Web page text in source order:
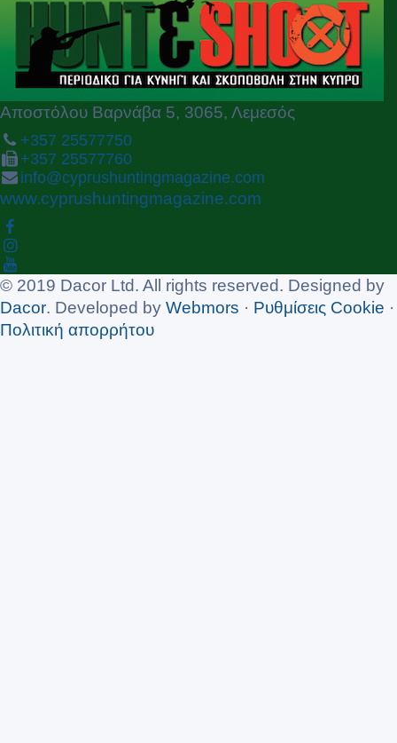
Αποστόλου Βαρνάβα 5, 3065, Λεμεσός
+357 25577750
+357 25577760
info@cyprushuntingmagazine.com
www.cyprushuntingmagazine.com
© 2019 Dacor Ltd. All rights reserved. Designed by
Dacor. Developed by Webmors · Ρυθμίσεις Cookie ·
Πολιτική απορρήτου